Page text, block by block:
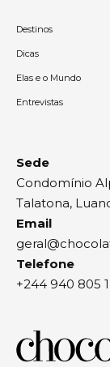
Destinos
Dicas
Elas e o Mundo
Entrevistas
Sede
Condomínio
Talatona,
Email
Telefone
+244 940 805